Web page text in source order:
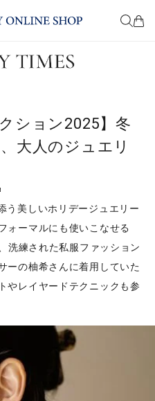
PRIVACY POLICY
ション2025】冬
大人のジュエリ
う美しいホリデージュエリー
ォーマルにも使いこなせる
洗練された私服ファッション
ーの柚希さんに着用していた
やレイヤードテクニックも参